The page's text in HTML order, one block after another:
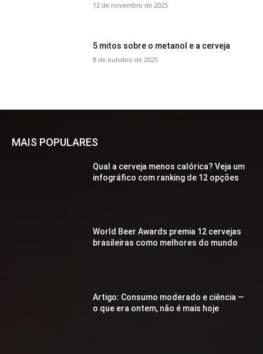
12 de novembro de 2025
5 mitos sobre o metanol e a cerveja
8 de outubro de 2025
MAIS POPULARES
Qual a cerveja menos calórica? Veja um
infográfico com ranking de 12 opções
World Beer Awards premia 12 cervejas
brasileiras como melhores do mundo
Artigo: Consumo moderado e ciência —
o que era ontem, não é mais hoje